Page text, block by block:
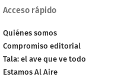
Acceso rápido
Quiénes somos
Compromiso editorial
Tala: el ave que ve todo
Estamos Al Aire